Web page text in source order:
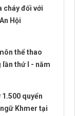
cháy đối với
Hội
thể thao
thứ I - năm
quyển
Khmer tại